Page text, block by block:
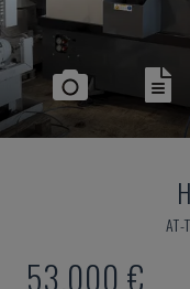
53.000 €